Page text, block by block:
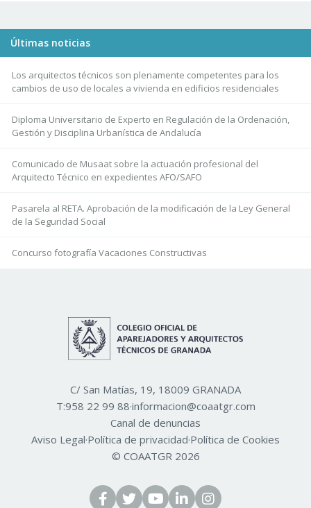
Últimas noticias
Los arquitectos técnicos son plenamente competentes para los
cambios de uso de locales a vivienda en edificios residenciales
Diploma Universitario de Experto en Regulación de la Ordenación,
Gestión y Disciplina Urbanística de Andalucía
Comunicado de Musaat sobre la actuación profesional del
Arquitecto Técnico en expedientes AFO/SAFO
Pasarela al RETA. Aprobación de la modificación de la Ley General
de la Seguridad Social
Concurso fotografía Vacaciones Constructivas
C/ San Matías, 19, 18009 GRANADA
T:958 22 99 88·informacion@coaatgr.com
Canal de denuncias
Aviso Legal·Política de privacidad·Política de Cookies
© COAATGR 2026